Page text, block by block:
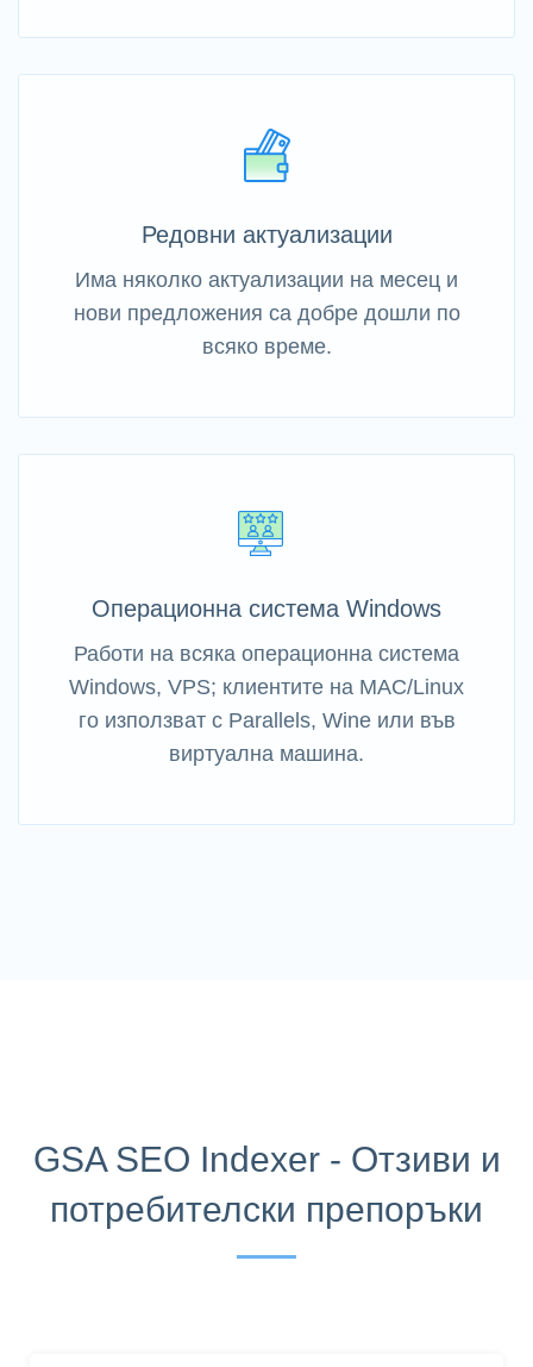
Редовни актуализации
Има няколко актуализации на месец и
нови предложения са добре дошли по
всяко време.
Операционна система Windows
Работи на всяка операционна система
Windows, VPS; клиентите на MAC/Linux
го използват с Parallels, Wine или във
виртуална машина.
GSA SEO Indexer - Отзиви и
потребителски препоръки